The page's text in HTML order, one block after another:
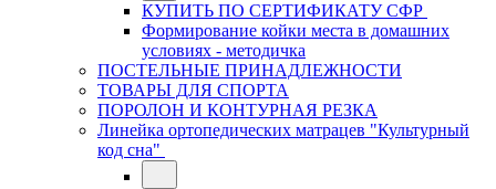
КУПИТЬ ПО СЕРТИФИКАТУ СФР
Формирование койки места в домашних
условиях - методичка
ПОСТЕЛЬНЫЕ ПРИНАДЛЕЖНОСТИ
ТОВАРЫ ДЛЯ СПОРТА
ПОРОЛОН И КОНТУРНАЯ РЕЗКА
Линейка ортопедических матрацев "Культурный
код сна"